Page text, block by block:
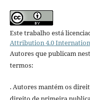
Este trabalho está
Attribution 4.0
Autores que publicam
termos:
. Autores mantém os